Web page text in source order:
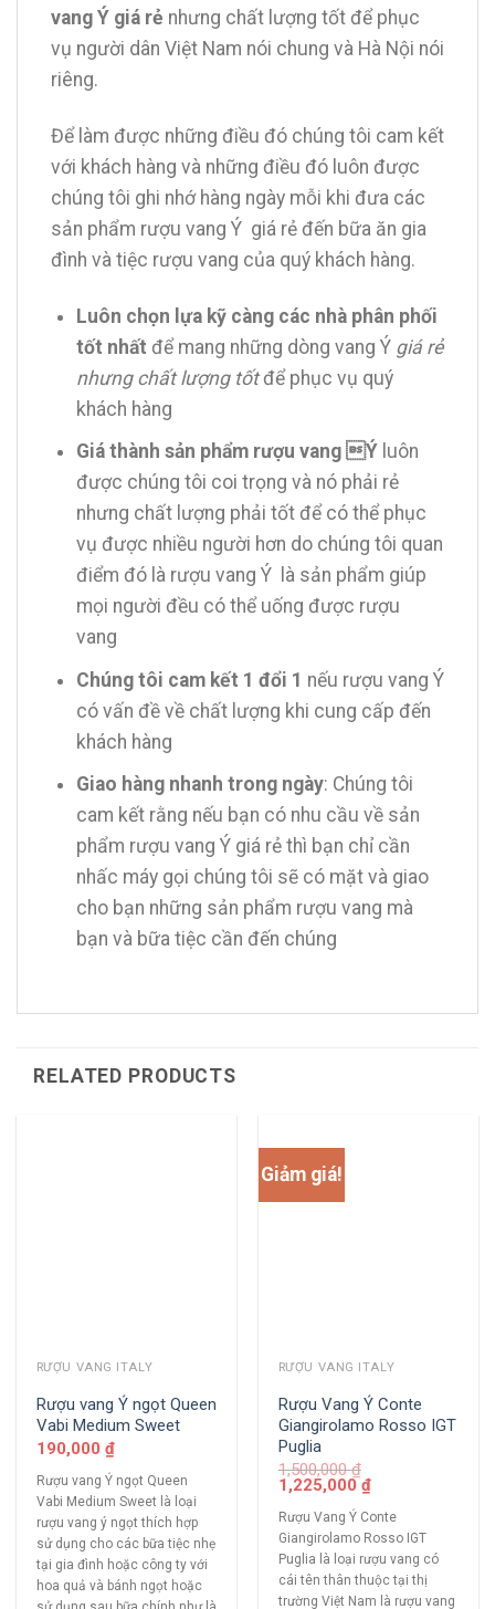
vang Ý giá rẻ nhưng chất lượng tốt để phục
vụ người dân Việt Nam nói chung và Hà Nội nói
riêng.
Để làm được những điều đó chúng tôi cam kết
với khách hàng và những điều đó luôn được
chúng tôi ghi nhớ hàng ngày mỗi khi đưa các
sản phẩm rượu vang Ý giá rẻ đến bữa ăn gia
đình và tiệc rượu vang của quý khách hàng.
Luôn chọn lựa kỹ càng các nhà phân phối
tốt nhất để mang những dòng vang Ý giá rẻ
nhưng chất lượng tốtđể phục vụ quý
khách hàng
Giá thành sản phẩm rượu vang Ý luôn
được chúng tôi coi trọng và nó phải rẻ
nhưng chất lượng phải tốt để có thể phục
vụ được nhiều người hơn do chúng tôi quan
điểm đó là rượu vang Ý là sản phẩm giúp
mọi người đều có thể uống được rượu
vang
Chúng tôi cam kết 1 đổi 1 nếu rượu vang Ý
có vấn đề về chất lượng khi cung cấp đến
khách hàng
Giao hàng nhanh trong ngày: Chúng tôi
cam kết rằng nếu bạn có nhu cầu về sản
phẩm rượu vang Ý giá rẻ thì bạn chỉ cần
nhấc máy gọi chúng tôi sẽ có mặt và giao
cho bạn những sản phẩm rượu vang mà
bạn và bữa tiệc cần đến chúng
RELATED PRODUCTS
RƯỢU VANG ITALY
Rượu vang Ý ngọt Queen
Vabi Medium Sweet
190,000 ₫
Rượu vang Ý ngọt Queen
Vabi Medium Sweet là loại
rượu vang ý ngọt thích hợp
sử dụng cho các bữa tiệc nhẹ
tại gia đình hoặc công ty với
hoa quả và bánh ngọt hoặc
Giảm giá!
RƯỢU VANG ITALY
Rượu Vang Ý Conte
Giangirolamo Rosso IGT
Puglia
1,500,000₫
1,225,000₫
Rượu Vang Ý Conte
Giangirolamo Rosso IGT
Puglia là loại rượu vang có
cái tên thân thuộc tại thị
trường Việt Nam là rượu vang